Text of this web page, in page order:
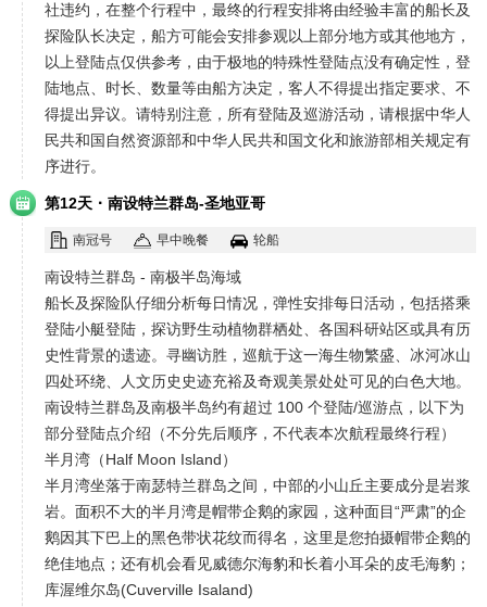
社违约，在整个行程中，最终的行程安排将由经验丰富的船长及
探险队长决定，船方可能会安排参观以上部分地方或其他地方，
以上登陆点仅供参考，由于极地的特殊性登陆点没有确定性，登
陆地点、时长、数量等由船方决定，客人不得提出指定要求、不
得提出异议。请特别注意，所有登陆及巡游活动，请根据中华人
民共和国自然资源部和中华人民共和国文化和旅游部相关规定有
序进行。
第12天 · 南设特兰群岛-圣地亚哥
南冠号 早中晚餐 轮船
南设特兰群岛 - 南极半岛海域
船长及探险队仔细分析每日情况，弹性安排每日活动，包括搭乘
登陆小艇登陆，探访野生动植物群栖处、各国科研站区或具有历
史性背景的遗迹。寻幽访胜，巡航于这一海生物繁盛、冰河冰山
四处环绕、人文历史史迹充裕及奇观美景处处可见的白色大地。
南设特兰群岛及南极半岛约有超过 100 个登陆/巡游点，以下为
部分登陆点介绍（不分先后顺序，不代表本次航程最终行程）
半月湾（Half Moon Island）
半月湾坐落于南瑟特兰群岛之间，中部的小山丘主要成分是岩浆
岩。面积不大的半月湾是帽带企鹅的家园，这种面目“严肃”的企
鹅因其下巴上的黑色带状花纹而得名，这里是您拍摄帽带企鹅的
绝佳地点；还有机会看见威德尔海豹和长着小耳朵的皮毛海豹；
库渥维尔岛(Cuverville Isaland)